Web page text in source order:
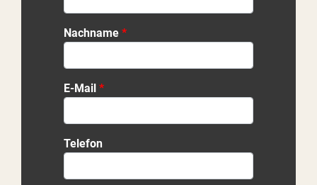
Nachname
E-Mail
Telefon